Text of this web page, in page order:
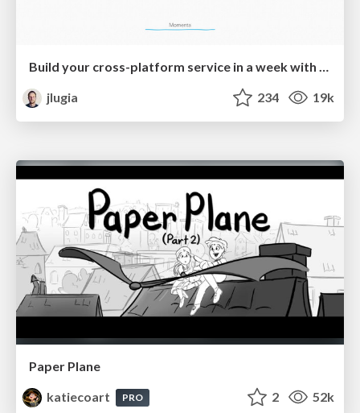
Build your cross-platform service in a week with App Engine
jlugia
234 19k
Paper Plane
katiecoart
PRO 2 52k